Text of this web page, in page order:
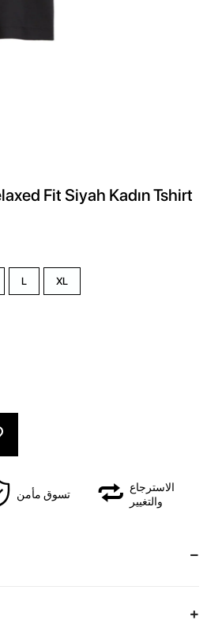
Fit Siyah Kadın Tshirt
L XL
تسوق مأمن
الاسترجاع
والتغيير